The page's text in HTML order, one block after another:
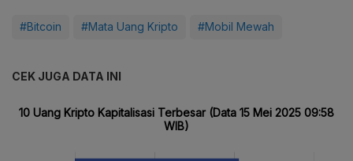
#Bitcoin #Mata Uang Kripto #Mobil Mewah
CEK JUGA DATA INI